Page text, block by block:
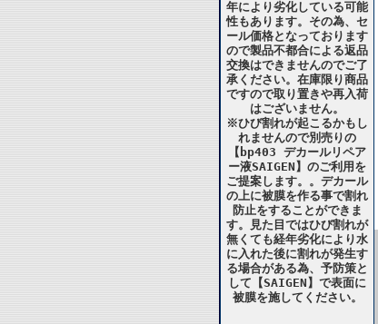
年により劣化している可能
性もあります。その為、セ
ール価格となっております
ので製品不都合による返品
交換はできませんのでご了
承ください。在庫限り商品
ですので取り置きや再入荷
はございません。
※ひび割れが起こるかもし
れませんので別売りの
【bp403 デカールリペア
ー液SAIGEN】のご利用を
ご提案します。。デカール
の上に被膜を作る事で割れ
防止をすることができま
す。見た目ではひび割れが
無くても経年劣化により水
に入れた後に割れが発生す
る場合がある為、予防策と
して【SAIGEN】で表面に
被膜を施してください。